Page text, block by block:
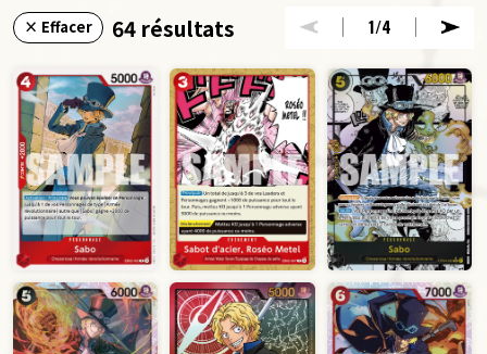
× Effacer 64 résultats 1/4